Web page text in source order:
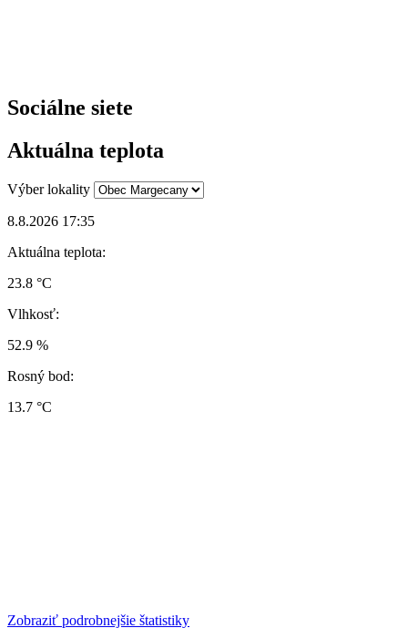
Sociálne siete
Aktuálna teplota
Výber lokality
8.8.2026 17:35
Aktuálna teplota:
23.8 °C
Vlhkosť:
52.9 %
Rosný bod:
13.7 °C
Zobraziť podrobnejšie štatistiky